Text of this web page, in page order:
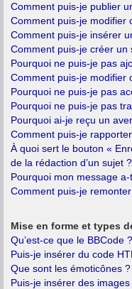
Comment puis-je publier
Comment puis-je modifier
Comment puis-je insérer
Comment puis-je créer un
Pourquoi ne puis-je pas
Comment puis-je modifier
Pourquoi ne puis-je pas
Pourquoi ne puis-je pas
Pourquoi ai-je reçu un
Comment puis-je
À quoi sert le bouton «
de la rédaction d’un sujet ?
Pourquoi mon message
Comment puis-je
Mise en forme et types
Qu’est-ce que le BBCode ?
Puis-je insérer du code
Que sont les émoticônes ?
Puis-je insérer des images